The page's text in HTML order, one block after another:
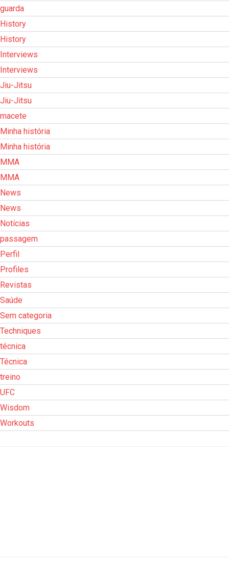
guarda
History
History
Interviews
Interviews
Jiu-Jitsu
Jiu-Jitsu
macete
Minha história
Minha história
MMA
MMA
News
News
Notícias
passagem
Perfil
Profiles
Revistas
Saúde
Sem categoria
Techniques
técnica
Técnica
treino
UFC
Wisdom
Workouts